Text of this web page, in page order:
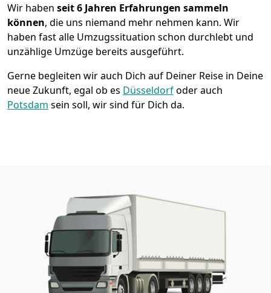
Wir haben seit6 Jahren Erfahrungen sammeln
können, die uns niemand mehr nehmen kann. Wir
haben fast alle Umzugssituation schon durchlebt und
unzählige Umzüge bereits ausgeführt.
Gerne begleiten wir auch Dich auf Deiner Reise in Deine
neue Zukunft, egal ob es Düsseldorfoder auch
Potsdam sein soll, wir sind für Dich da.